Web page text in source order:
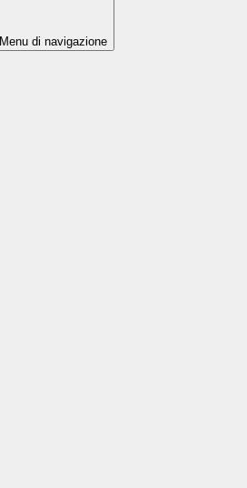
Menu di navigazione